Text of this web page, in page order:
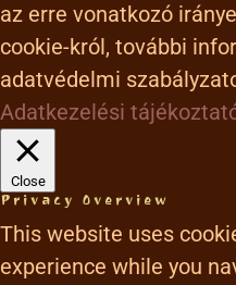
az erre vonatkozó
cookie-król, további
adatvédelmi
Adatkezelési
Close
Privacy Overview
This website uses
experience while you